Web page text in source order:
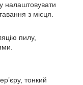
налаштовувати
з місця.
пилу,
тонкий